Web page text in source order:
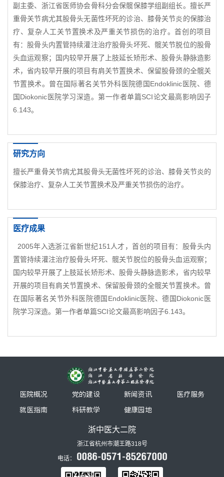
副主委、浙江省医师协会骨科分会保髋保膝学组副组长。擅长严
重骨关节病尤其股骨头无菌性坏死的诊治、膝骨关节炎的保膝治
疗、复杂人工关节置换术及严重关节损伤的治疗。首创的项目
有：股骨头内置管持续灌注治疗股骨头坏死、髋关节脱位的股骨
头血运观察；国内较早开展了上肢延长矫形术、股骨头静脉造影
术，省内较早开展的项目有肩关节置换术、保留股骨颈的全髋关
节置换术。曾在国际著名关节外科医院德国Endoklinic医院、德
国Diokonic医院学习深造。第一作者单篇SCI论文最高影响因子
6.143。
研究方向
擅长严重骨关节病尤其股骨头无菌性坏死的诊治、膝骨关节炎的
保膝治疗、复杂人工关节置换术及严重关节损伤的治疗。
医疗成果
2005年入选浙江省新世纪151人才，首创的项目有：股骨头内
置管持续灌注治疗股骨头坏死、髋关节脱位的股骨头血运观察；
国内较早开展了上肢延长矫形术、股骨头静脉造影术，省内较早
开展的项目有肩关节置换术、保留股骨颈的全髋关节置换术。曾
在国际著名关节外科医院德国Endoklinic医院、德国Diokonic医
院学习深造。第一作者单篇SCI论文最高影响因子6.143。
医院概况 党的建设 新闻资讯
医疗服务
就医指南
科研教学 健康园地
浙中医大二院
浙江省杭州市潮王路318号
电话：